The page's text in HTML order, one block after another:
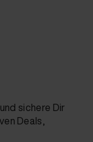
sichere Dir
Deals,